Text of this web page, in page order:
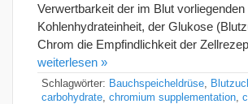
Verwertbarkeit der im Blut
Kohlenhydrateinheit, der Glukose
Chrom die Empfindlichkeit der
weiterlesen »
Schlagwörter: Bauchspeicheldrüse
carbohydrate chromium supplementation